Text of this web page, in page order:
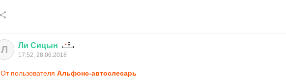
Л Ли Сицын
17:52, 28.06.2018
От пользователя Альфoнс-автослесарь